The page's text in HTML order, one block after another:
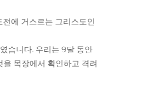
에 거스르는 그리스도인
습니다. 우리는 9달 동안
목장에서 확인하고 격려